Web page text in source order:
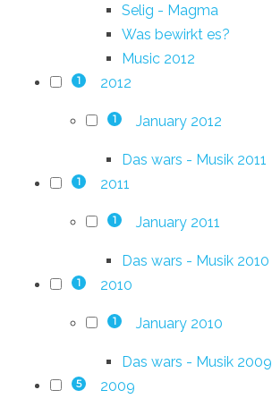
Selig - Magma
Was bewirkt es?
Music 2012
1 2012
1 January 2012
Das wars - Musik 2011
1 2011
1 January 2011
Das wars - Musik 2010
1 2010
1 January 2010
Das wars - Musik 2009
5 2009